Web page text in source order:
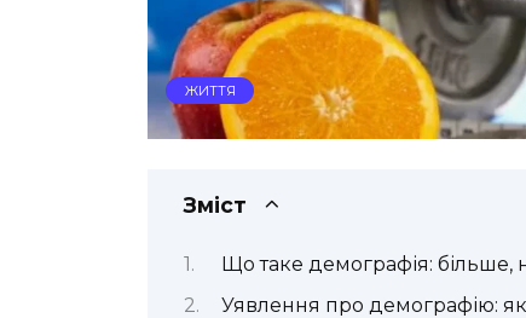
ЖИТТЯ
Зміст
Що таке демографія: більше,
Уявлення про демографію: